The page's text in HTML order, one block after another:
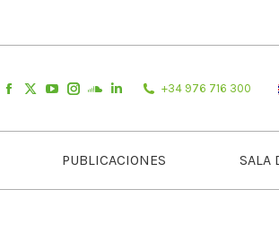
+34 976 716 300
PUBLICACIONES SALA